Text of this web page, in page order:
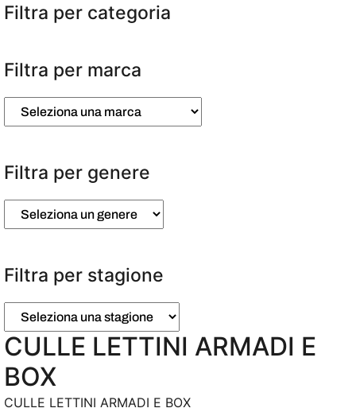
Filtra per categoria
Filtra per marca
Filtra per genere
Filtra per stagione
CULLE LETTINI ARMADI E
BOX
CULLE LETTINI ARMADI E BOX